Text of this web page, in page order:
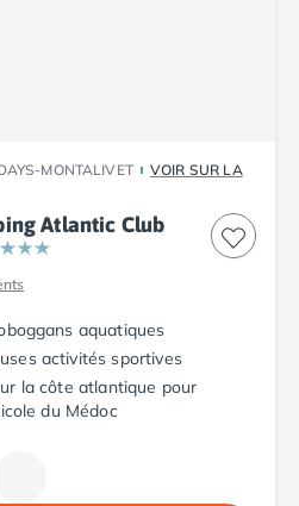
des-Cots
MONTALIVET
VOIR SUR LA
Atlantic Club
aquatiques
activités sportives
la côte atlantique pour
du Médoc